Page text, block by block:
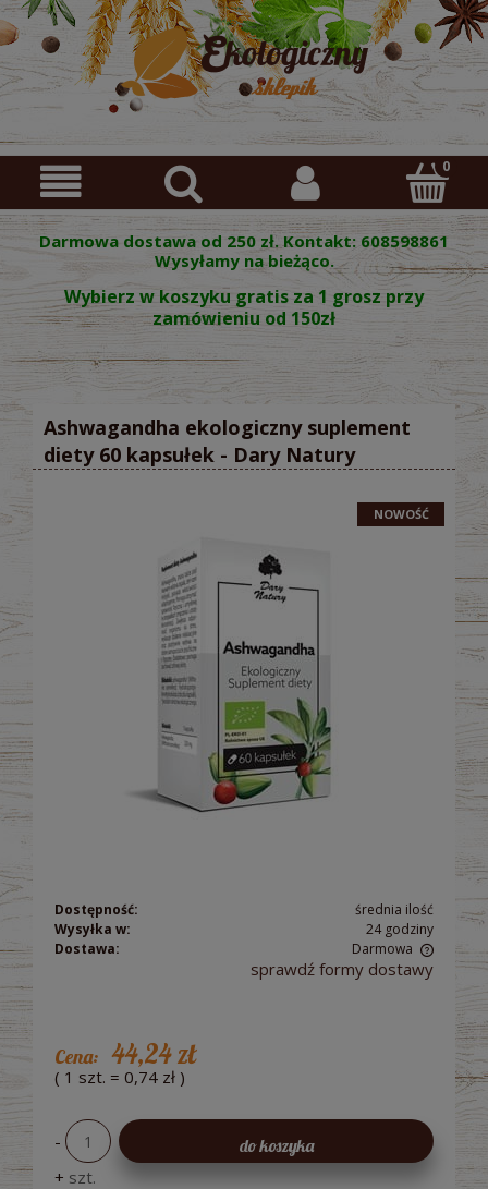
Darmowa dostawa od 250 zł. Kontakt: 608598861
Wysyłamy na bieżąco.
Wybierz w koszyku gratis za 1 grosz przy
zamówieniu od 150zł
Ashwagandha ekologiczny suplement
diety 60 kapsułek - Dary Natury
NOWOŚĆ
Dostępność:
średnia ilość
Wysyłka w:
24 godziny
Dostawa:
Darmowa
Cena nie zawiera ewentualnych kosztów płatności
sprawdź formy dostawy
Cena: 44,24 zł
( 1 szt. = 0,74 zł )
-
+ szt.
do koszyka